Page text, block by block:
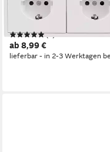
SHALLOW, Beginner 2S
3-teilig, Klemmanschlus
(1)
ab 8,99 €
lieferbar - in 2-3 Werktagen